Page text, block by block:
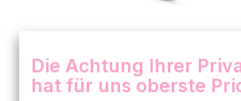
Die Achtung Ihrer
hat für uns oberste